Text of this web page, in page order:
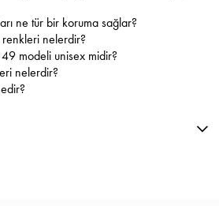
ne tür bir koruma sağlar?
nelerdir?
modeli unisex midir?
nelerdir?